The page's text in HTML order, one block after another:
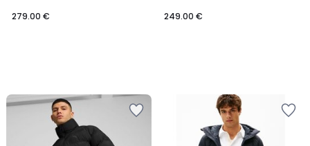
279.00 €
249.00 €